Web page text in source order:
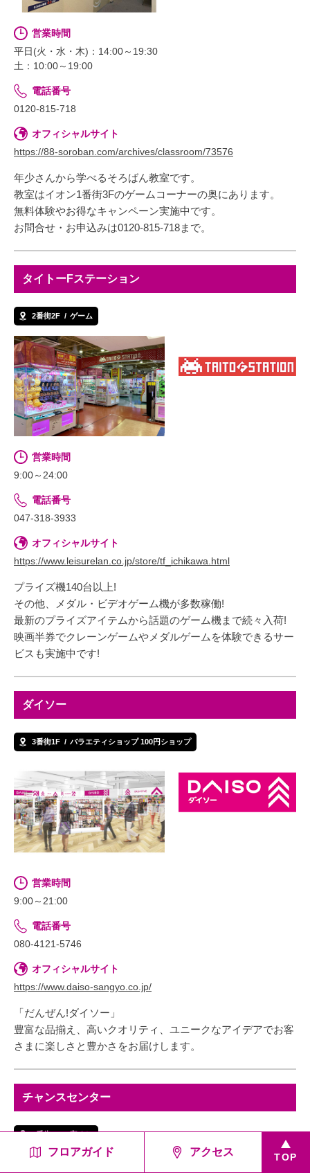
営業時間
平日(火・水・木)：14:00～19:30
土：10:00～19:00
電話番号
0120-815-718
オフィシャルサイト
https://88-soroban.com/archives/classroom/73576
年少さんから学べるそろばん教室です。
教室はイオン1番街3Fのゲームコーナーの奥にあります。
無料体験やお得なキャンペーン実施中です。
お問合せ・お申込みは0120-815-718まで。
タイトーFステーション
2番街2F ゲーム
営業時間
9:00～24:00
電話番号
047-318-3933
オフィシャルサイト
https://www.leisurelan.co.jp/store/tf_ichikawa.html
プライズ機140台以上!
その他、メダル・ビデオゲーム機が多数稼働!
最新のプライズアイテムから話題のゲーム機まで続々入荷!
映画半券でクレーンゲームやメダルゲームを体験できるサー
ビスも実施中です!
ダイソー
3番街1F バラエティショップ 100円ショップ
営業時間
9:00～21:00
電話番号
080-4121-5746
オフィシャルサイト
https://www.daiso-sangyo.co.jp/
「だんぜん!ダイソー」
豊富な品揃え、高いクオリティ、ユニークなアイデアでお客
さまに楽しさと豊かさをお届けします。
チャンスセンター
1番街1F 宝くじ
フロアガイド アクセス TOP